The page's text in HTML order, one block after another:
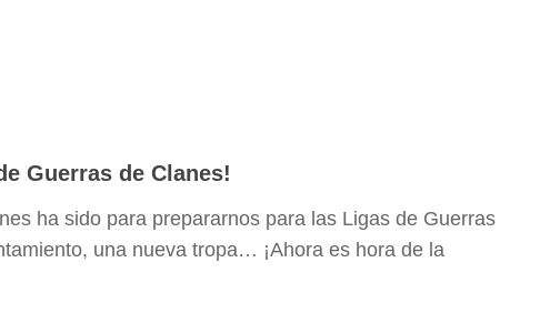
Guerras de Clanes!
ha sido para prepararnos para las Ligas de Guerras
una nueva tropa… ¡Ahora es hora de la